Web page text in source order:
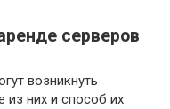
серверов
возникнуть
них и способ их